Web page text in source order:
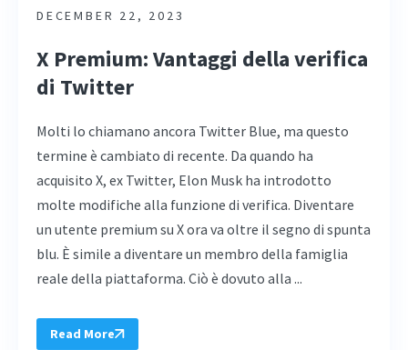
DECEMBER 22, 2023
X Premium: Vantaggi della verifica
di Twitter
Molti lo chiamano ancora Twitter Blue, ma questo
termine è cambiato di recente. Da quando ha
acquisito X, ex Twitter, Elon Musk ha introdotto
molte modifiche alla funzione di verifica. Diventare
un utente premium su X ora va oltre il segno di spunta
blu. È simile a diventare un membro della famiglia
reale della piattaforma. Ciò è dovuto alla ...
Read More